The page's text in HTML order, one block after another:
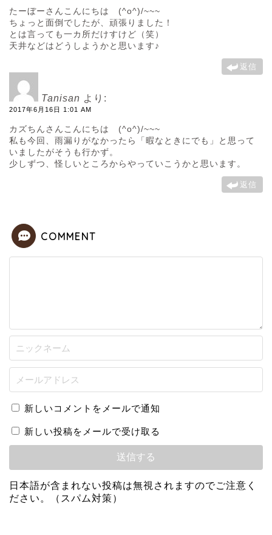
たーぼーさんこんにちは (^o^)/~~~
ちょっと面倒でしたが、頑張りました！
とは言っても一カ所だけすけど（笑）
天井などはどうしようかと思います♪
返信
Tanisan より:
2017年6月16日 1:01 AM
カズちんさんこんにちは (^o^)/~~~
私も今回、雨漏りがなかったら「暇なときにでも」と思って
いましたがそうも行かず。
少しずつ、怪しいところからやっていこうかと思います。
返信
COMMENT
新しいコメントをメールで通知
新しい投稿をメールで受け取る
日本語が含まれない投稿は無視されますのでご注意く
ださい。（スパム対策）